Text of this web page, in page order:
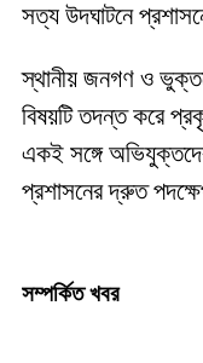
সত্য উদঘাটনে
স্থানীয় জনগণ ও
বিষয়টি তদন্ত করে
একই সঙ্গে
প্রশাসনের দ্রুত
সম্পর্কিত খবর